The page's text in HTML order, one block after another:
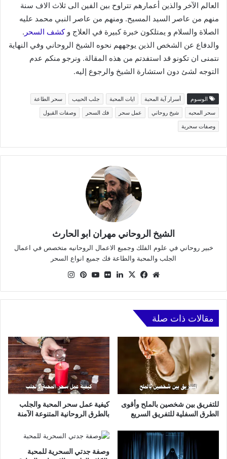
العالم الآخر والذين أعمارهم تتراوح بين الفين الى ثلاث الاف سنة
منهم من عاصر السيد المسيح. ومنهم من عاصر النبي محمد عليه
الصلاة والسلام و يمتلكون خبرة كبيرة في العلاج وكشف السحر .
والدفاع عن الشخص الذين يوجههم نحوه الشيخ الروحاني وفي النهاية
نتمنى ان تكونو قد استفدتم من هذه المقالة. ونرجو منكم عدم
التوجه لشئ دون استشارة الشيخ والرجوع إليه.
الوسوم أسرار آية المحبة ايات المحبة جلب الحبيب
سحر الطاعة
سحر المحبه
شيخ روحاني عمل سحر فك السحر
وصفات القبول
وصفات سحرية
الشيخ الروحاني مهران ابو الحارث
خبير روحاني في علوم الفلك وجميع الاعمال الروحانيه متخصص في اعمال
الجلب والمحبة والطاعة فك جميع انواع السحر
موقعفيسبوك
X لينكدإن
صور
فليكر
يوتيوببينتيريست
مقالات ذات صلة
للتفريق بين شخصين بالملح وأقوى
الطرق السفلية للتفريق السريع
كيفية عمل سحر المحبة والجلب
بالطرق الروحانية المتنوعة الآمنة
وصفة جدتي السحرية للمحبة